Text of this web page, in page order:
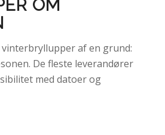
OM
vinterbryllupper af en grund:
De fleste leverandører
med datoer og